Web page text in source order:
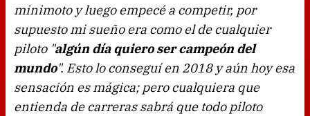
minimoto y luego empecé a competir, por
supuesto mi sueño era como el de cualquier
piloto "algún día quiero ser campeón del
mundo". Esto lo conseguí en 2018 y aún hoy esa
sensación es mágica; pero cualquiera que
entienda de carreras sabrá que todo piloto